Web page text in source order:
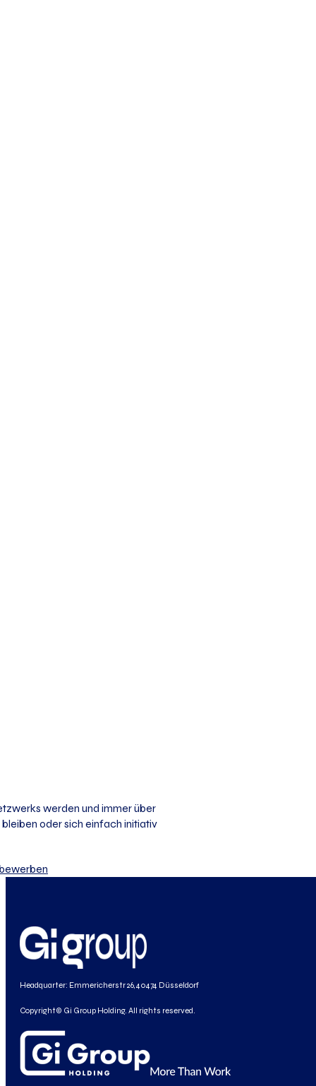
werden und immer über
oder sich einfach initiativ
Headquarter: Emmericherstr 26, 40474 Düsseldorf
Copyright© Gi Group Holding. All rights reserved.